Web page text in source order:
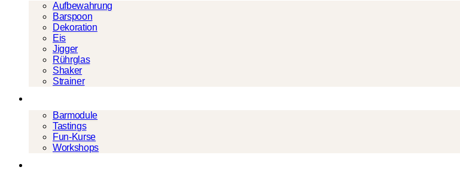
Aufbewahrung
Barspoon
Dekoration
Eis
Jigger
Rührglas
Shaker
Strainer
Barmodule
Tastings
Fun-Kurse
Workshops